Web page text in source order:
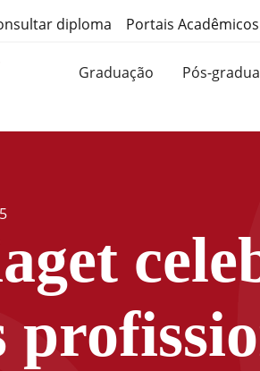
diploma Portais Acadêmicos
Graduação Pós-